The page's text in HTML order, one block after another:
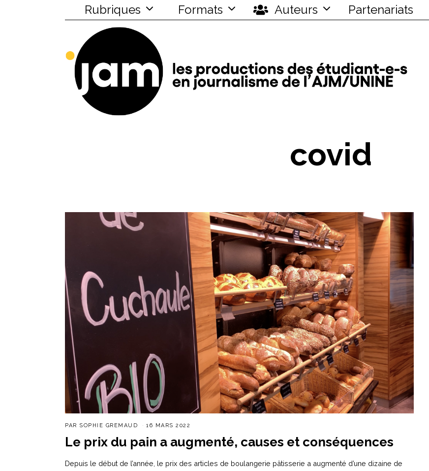
Rubriques Formats Auteurs Partenariats
covid
PAR SOPHIE GREMAUD 16 MARS 2022
Le prix du pain a augmenté, causes et conséquences
Depuis le début de l’année, le prix des articles de boulangerie pâtisserie a augmenté d’une dizaine de